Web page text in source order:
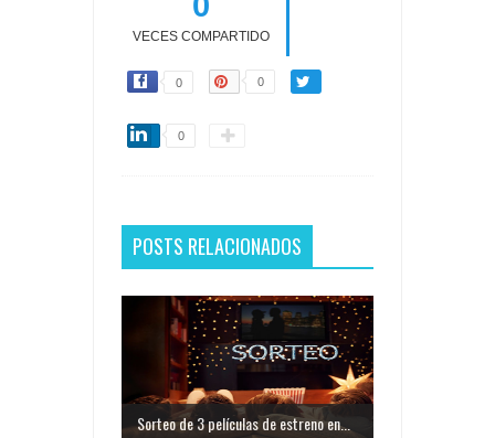
VECES COMPARTIDO
0 0
0
POSTS RELACIONADOS
Sorteo de 3 películas de estreno en...